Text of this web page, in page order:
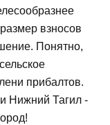
взносов
Понятно,
прибалтов.
Нижний Тагил -